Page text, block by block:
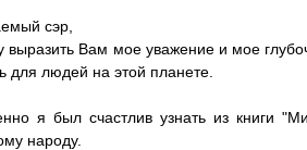
сэр,
выразить Вам мое уважение и мое
для людей на этой планете.
я был счастлив узнать из книги
народу.